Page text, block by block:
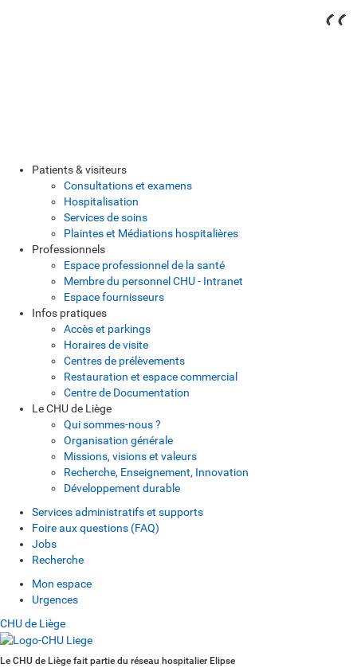
Patients & visiteurs
Consultations et examens
Hospitalisation
Services de soins
Plaintes et Médiations hospitalières
Professionnels
Espace professionnel de la santé
Membre du personnel CHU - Intranet
Espace fournisseurs
Infos pratiques
Accès et parkings
Horaires de visite
Centres de prélèvements
Restauration et espace commercial
Centre de Documentation
Le CHU de Liège
Qui sommes-nous ?
Organisation générale
Missions, visions et valeurs
Recherche, Enseignement, Innovation
Développement durable
Services administratifs et supports
Foire aux questions (FAQ)
Jobs
Recherche
Mon espace
Urgences
CHU de Liège
Le CHU de Liège fait partie du réseau hospitalier Elipse